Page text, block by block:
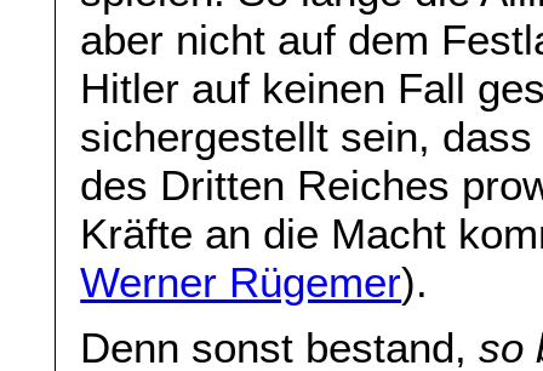
aber nicht auf dem
Hitler auf keinen Fall
sichergestellt sein,
des Dritten Reiches
Kräfte an die Macht
Werner Rügemer).
Denn sonst bestand,so